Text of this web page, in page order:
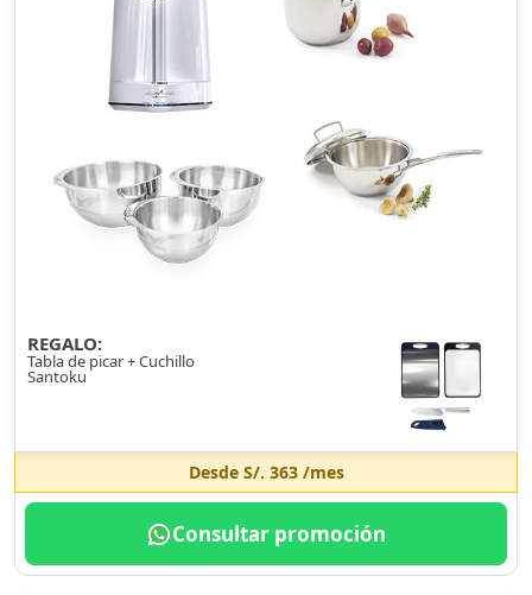
REGALO:
Tabla de picar + Cuchillo
Santoku
Desde S/. 363/mes
Consultar promoción